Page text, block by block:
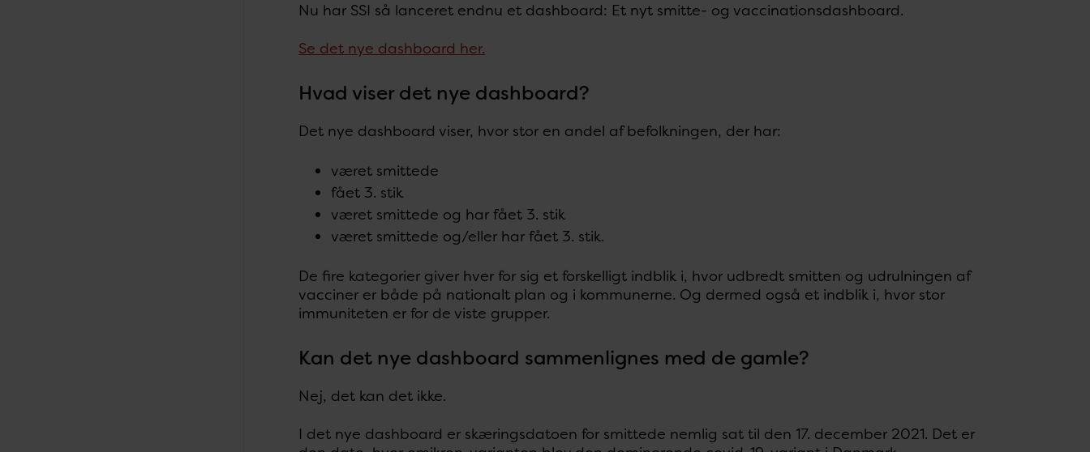
Nu har SSI så lanceret endnu et dashboard: Et nyt smitte- og vaccinationsdashboard.
Se det nye dashboard her.
Hvad viser det nye dashboard?
Det nye dashboard viser, hvor stor en andel af befolkningen, der har:
været smittede
fået 3. stik
været smittede og har fået 3. stik
været smittede og/eller har fået 3. stik.
De fire kategorier giver hver for sig et forskelligt indblik i, hvor udbredt smitten og udrulningen af
vacciner er både på nationalt plan og i kommunerne. Og dermed også et indblik i, hvor stor
immuniteten er for de viste grupper.
Kan det nye dashboard sammenlignes med de gamle?
Nej, det kan det ikke.
I det nye dashboard er skæringsdatoen for smittede nemlig sat til den 17. december 2021. Det er